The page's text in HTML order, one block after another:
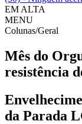
EM ALTA
MENU
Colunas/Geral
Mês do
resistência
da Parada